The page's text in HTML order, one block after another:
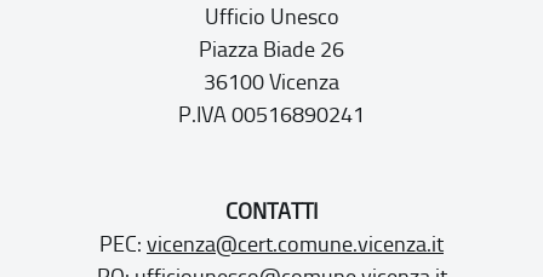
Ufficio Unesco
Piazza Biade 26
36100 Vicenza
P.IVA 00516890241
CONTATTI
PEC: vicenza@cert.comune.vicenza.it